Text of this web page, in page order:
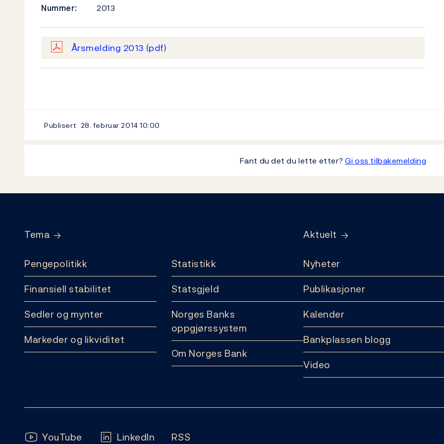
Nummer:
2013
Årsmelding 2013 (pdf)
Publisert 28. februar 201410:00
Fant du det du lette etter?Gi oss tilbakemelding
Tema
Pengepolitikk
Finansiell stabilitet
Sedler og mynter
Markeder og likviditet
Statistikk
Statsgjeld
Norges Banks
oppgjørssystem
Om Norges Bank
Aktuelt
Nyheter
Publikasjoner
Kalender
Bankplassen blogg
Video
Følg oss:
YouTube LinkedIn RSS